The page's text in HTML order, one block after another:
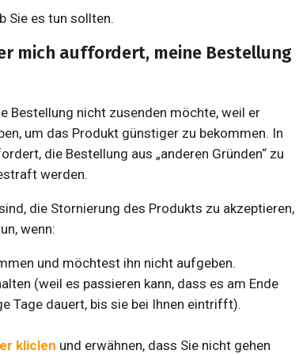
Sie es tun sollten.
mich auffordert, meine Bestellung
Bestellung nicht zusenden möchte, weil er
um das Produkt günstiger zu bekommen. In
die Bestellung aus „anderen Gründen“ zu
werden.
die Stornierung des Produkts zu akzeptieren,
wenn:
und möchtest ihn nicht aufgeben.
(weil es passieren kann, dass es am Ende
Tage dauert, bis sie bei Ihnen eintrifft).
kliclen und erwähnen, dass Sie nicht gehen